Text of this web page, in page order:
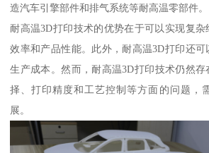
造汽车引擎部件和排气系统等耐高温零部件。
耐高温3D打印技术的优势在于可以实现复
效率和产品性能。此外，耐高温3D打印还
生产成本。然而，耐高温3D打印技术仍然
择、打印精度和工艺控制等方面的问题，
展。